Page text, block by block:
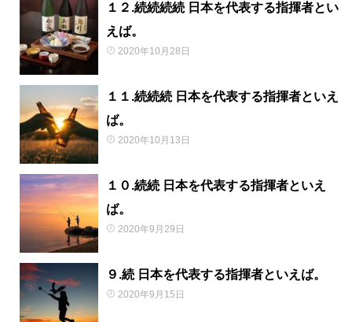
１２.続続続続 日本を代表する指揮者とい
えば。
2020年10月28日
１１.続続続 日本を代表する指揮者といえ
ば。
2020年10月13日
１０.続続 日本を代表する指揮者といえ
ば。
2020年9月29日
９.続 日本を代表する指揮者といえば。
2020年9月15日